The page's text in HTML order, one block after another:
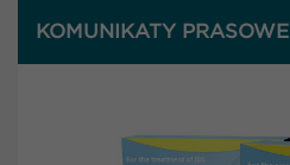
KOMUNIKATY PRASOWE